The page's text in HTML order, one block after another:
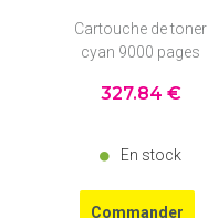
Cartouche de toner
cyan 9000 pages
327.84 €
En stock